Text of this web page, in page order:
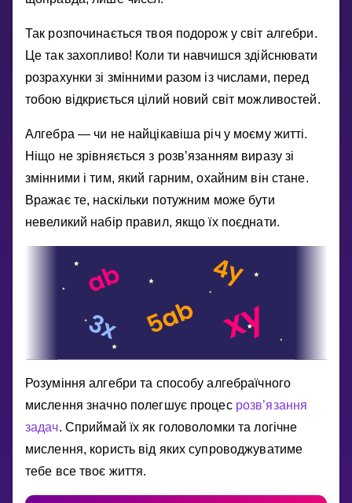
Select curriculum
Увійти
Так розпочинається твоя подорож у свiт алгебри.
Це так захопливо! Коли ти навчишся здiйснювати
розрахунки зi змiнними разом iз числами, перед
тобою вiдкриється цiлий новий свiт можливостей.
Алгебра — чи не найцiкавiша рiч у моєму життi.
Нiщо не зрiвняється з розв’язанням виразу зi
змiнними i тим, який гарним, охайним вiн стане.
Вражає те, наскiльки потужним може бути
невеликий набiр правил, якщо їх поєднати.
Розумiння алгебри та способу алгебраїчного
мислення значно полегшує процес розв’язання
задач. Сприймай їх як головоломки та логiчне
мислення, користь вiд яких супроводжуватиме
тебе все твоє життя.